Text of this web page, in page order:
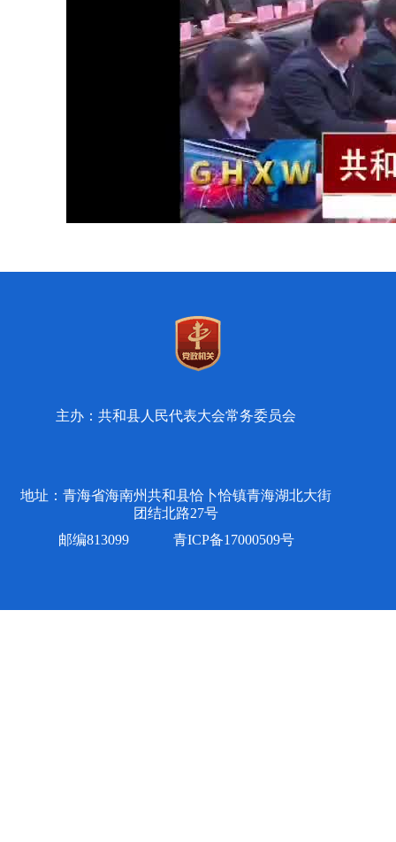
主办：共和县人民代表大会常务委员会
地址：青海省海南州共和县恰卜恰镇青海湖北大街
团结北路27号
邮编813099
青ICP备17000509号